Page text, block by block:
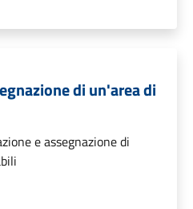
di un'area di
e assegnazione di